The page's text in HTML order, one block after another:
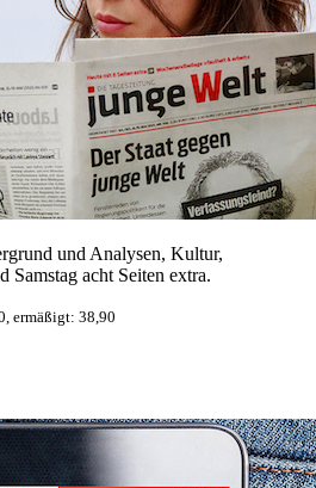
und Analysen, Kultur,
Samstag acht Seiten extra.
ermäßigt: 38,90